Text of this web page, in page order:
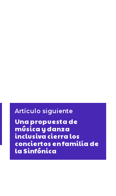
Artículo siguiente
Una propuesta de
música y danza
inclusiva cierra los
conciertos en familia de
la Sinfónica